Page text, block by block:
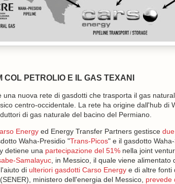
COL PETROLIO E IL GAS TEXANI
una nuova rete di gasdotti che trasporta il gas
centro-occidentale. La rete ha origine dall'hub di
di gas naturale del bacino del Permiano.
Energyed Energy Transfer Partners gestisce
Waha-Presidio "Trans-Picos" e il gasdotto
detiene una partecipazione del 51%nella joint
Samalayuc, in Messico, il quale viene alimentato
di ulteriori gasdotti Carso Energye di altre fonti
ministero dell'energia del Messico, prevede